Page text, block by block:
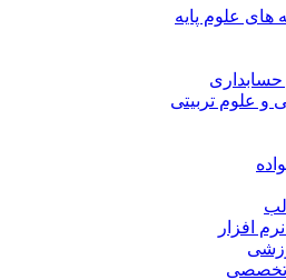
علوم پایه
تربیتی